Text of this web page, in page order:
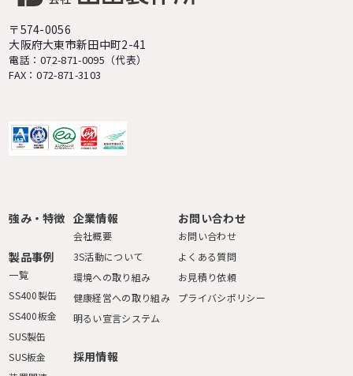
〒574-0056
大阪府大東市新田中町2-41
電話：072-871-0095（代表）
FAX：072-871-3103
強み・特徴
製品事例
一覧
SS400製缶
SS400板金
SUS製缶
SUS板金
企業情報
会社概要
3S活動について
環境への取り組み
健康経営への取り組み
明るい宣言システム
採用情報
お問い合わせ
お問い合わせ
よくある質問
お見積り依頼
プライバシポリシー